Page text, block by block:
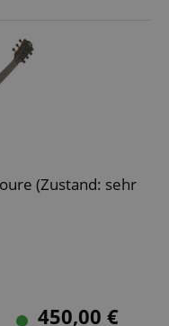
(Zustand: sehr
/ Khaya
450,00 €